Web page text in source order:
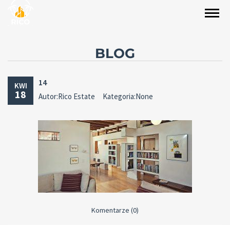
BLOG
KWI
18
14
Autor:Rico Estate Kategoria:None
Komentarze (0)